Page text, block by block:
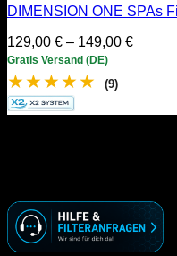
DIMENSION ONE SPAs
129,00 € – 149,00 €
Gratis Versand (DE)
★★★★★ (9)